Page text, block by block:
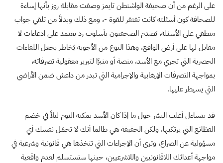
على الرغم من أن صحيفة الواشنطن تايمز وصفت مقابلة روز بأنها إساءة
للصحافة كون أسئلته كانت تفتقر للقوة -، ومع ذلك وبدلاً من تلقي جواب
منطقي على الأسئلة، يُصدم الصحفيون بأسلوب رد يعتمد على ادعاءات لا
مقابل لها على أرض الواقع، وهذا النوع من الأجوبة يُخاطر بجعل اللقاءات
الحصرية التي تجري مع الأسد، منصة أو منبرًا لتبرير معقولية تصرفاته،
بمواجهة التصرفات الإرهابية والإجرامية التي تبدر من داعش ضمن الأراضي
التي يسيطر عليها.
قد يتساءل أغلب البشر حول ما إذا كان الأسد يمكنه النوم ليلاً في خضم
الفظائع التي يرتكبها، ولكن الحقيقة هي طالما أنك لا تحمّل نفسك أي
مسؤولية عن الصراع، وترى أن الإجراءات التي تتخذها هي قانونية وشرعية في
مواجهة أعدائك اللاقانونيين واللاشرعيين، حينها ستستسلم لعدم واقعية